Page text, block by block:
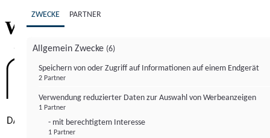
Willkommen bei
ZWECKE PARTNER
Allgemein Zwecke (6)
Speichern von oder Zugriff auf Informationen auf einem Endgerät
2 Partner
Verwendung reduzierter Daten zur Auswahl von Werbeanzeigen
1 Partner
- mit berechtigtem Interesse
1 Partner